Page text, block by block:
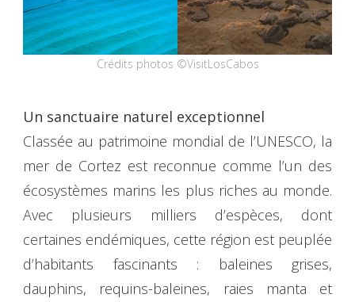
Crédits photos ©VisitLosCabos
Un sanctuaire naturel exceptionnel
Classée au patrimoine mondial de l’UNESCO, la
mer de Cortez est reconnue comme l’un des
écosystèmes marins les plus riches au monde.
Avec plusieurs milliers d’espèces, dont
certaines endémiques, cette région est peuplée
d’habitants fascinants : baleines grises,
dauphins, requins-baleines, raies manta et